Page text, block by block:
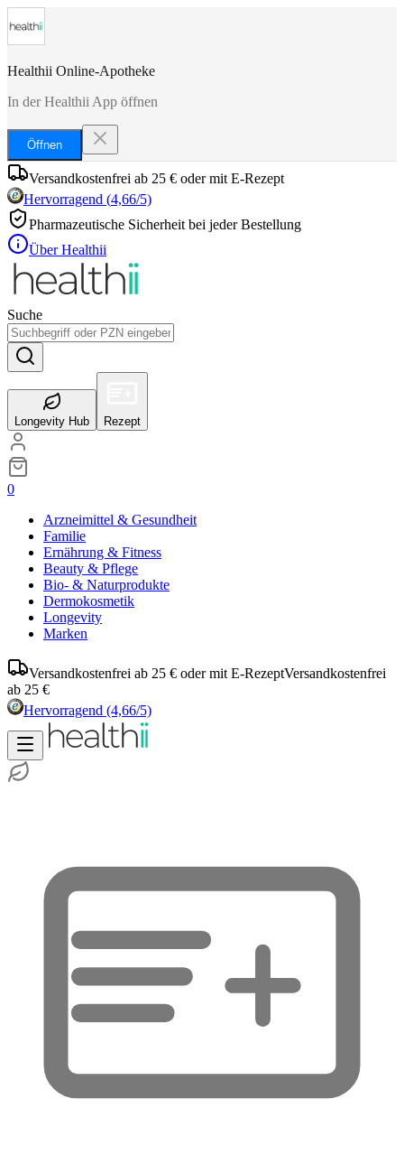
Healthii Online-Apotheke
In der Healthii App öffnen
Öffnen
Versandkostenfrei ab 25 € oder mit E-Rezept
Hervorragend (4,66/5)
Pharmazeutische Sicherheit bei jeder Bestellung
Über Healthii
Suche
Longevity Hub Rezept
0
Arzneimittel & Gesundheit
Familie
Ernährung & Fitness
Beauty & Pflege
Bio- & Naturprodukte
Dermokosmetik
Longevity
Marken
Versandkostenfrei ab 25 € oder mit E-RezeptVersandkostenfrei
ab 25 €
Hervorragend (4,66/5)